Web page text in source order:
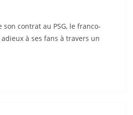
contrat au PSG, le franco-
à ses fans à travers un